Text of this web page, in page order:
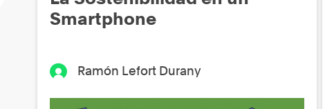
Smartphone
Ramón Lefort Durany